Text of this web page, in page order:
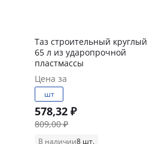
Таз строительный круглый
65 л из ударопрочной
пластмассы
Цена за
шт
578,32 ₽
809,00 ₽
В наличии8 шт.